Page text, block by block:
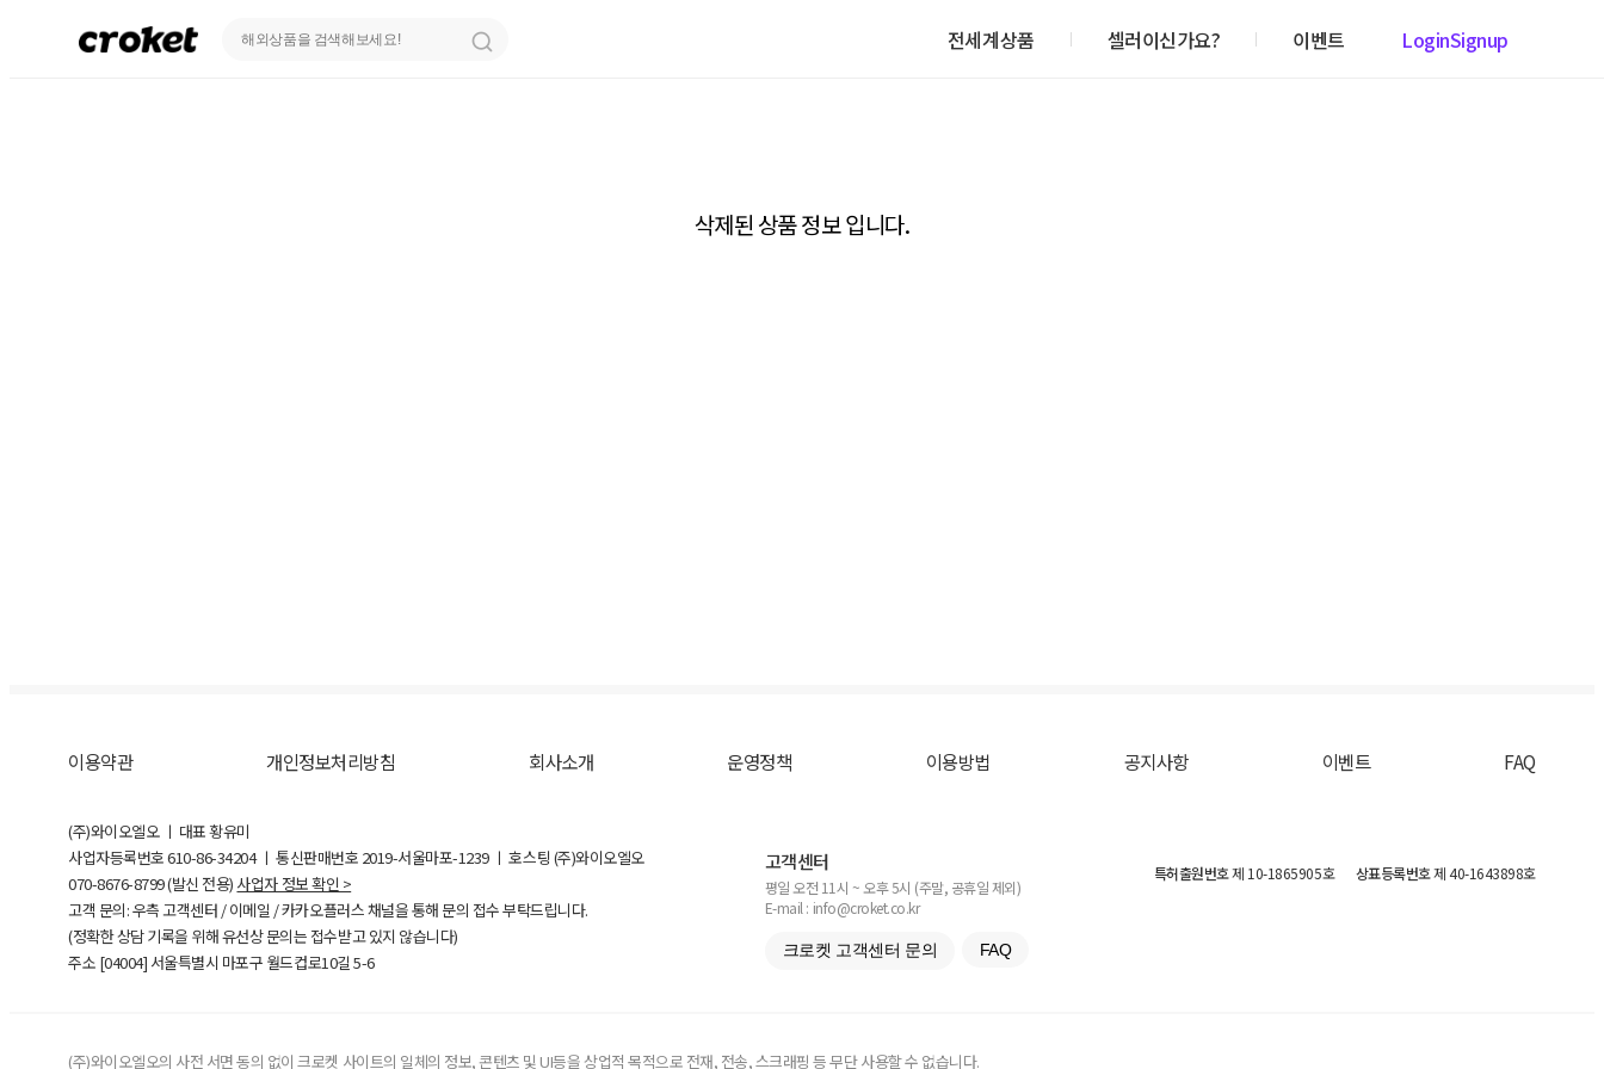
전세계상품 셀러이신가요? 이벤트 LoginSignup
삭제된 상품 정보 입니다.
이용약관 개인정보처리방침 회사소개 운영정책 이용방법 공지사항 이벤트 FAQ
(주)와이오엘오 ㅣ 대표 황유미
사업자등록번호610-86-34204ㅣ 통신판매번호 2019-서울마포-1239 ㅣ 호스팅 (주)와이오엘오
070-8676-8799 (발신 전용) 사업자 정보 확인 >
고객 문의: 우측 고객센터 / 이메일 / 카카오플러스 채널을 통해 문의 접수 부탁드립니다.
(정확한 상담 기록을 위해 유선상 문의는 접수받고 있지 않습니다)
주소 [04004] 서울특별시 마포구 월드컵로10길5-6
고객센터
평일 오전 11시 ~ 오후 5시 (주말, 공휴일 제외)
E-mail : info@croket.co.kr
크로켓 고객센터 문의 FAQ
특허출원번호제 10-1865905호 상표등록번호제 40-1643898호
(주)와이오엘오의 사전 서면 동의 없이 크로켓 사이트의 일체의 정보, 콘텐츠 및 UI등을 상업적 목적으로 전재, 전송, 스크래핑 등 무단 사용할 수 없습니다.